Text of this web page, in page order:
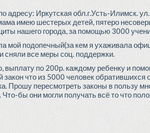
Иркутская обл.г.Усть-Илимск.
имею шестерых детей, пятеро
нашего города, за помощью 3000
мой подопечный(за кем я ухаживала
сняли все меры соц. поддержки.
выплату по 200р. каждому ребенку и
что из 5000 человек обратившихся
Прошу пересмотреть законы в пользу
бы они могли получать всё то что